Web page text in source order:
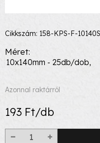
Cikkszám: 158-KPS-F-10140S
Méret
10x140mm - 25db/dob,
Azonnal raktárról
193 Ft/db